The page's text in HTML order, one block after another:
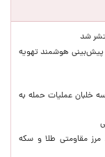
شد
پیش‌بینی هوشمند تهویه
خلبان عملیات حمله به
جدید طلا و سکه امروز ۱۵ مردادماه ۱۴۰۵/ مرز مقاومتی طلا و سکه